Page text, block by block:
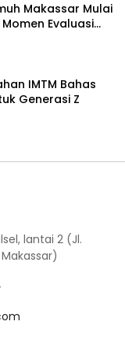
Makassar Mulai
Evaluasi
IMTM Bahas
Generasi Z
lantai 2 (Jl.